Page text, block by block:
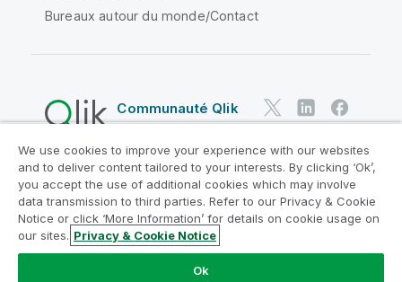
Bureaux autour du monde/Contact
Communauté Qlik
Contrats juridiques
Conditions d'utilisation des produits
Legal Policies
Conditions légales
Conditions d'utilisation
Marques
Do Not Share My Info
Copyright © 1993-2026 QlikTech International AB. Tous
We use cookies to improve your experience with our websites
and to deliver content tailored to your interests. By clicking ‘Ok’,
you accept the use of additional cookies which may involve
data transmission to third parties. Refer to our Privacy & Cookie
Notice or click ‘More Information’ for details on cookie usage on
our sites. Privacy & Cookie Notice
Ok